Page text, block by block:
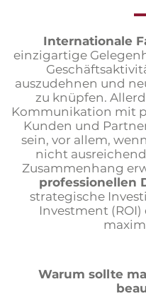
Internationale
einzigartige
auszudehnen und
zu knüpfen.
Kommunikation mit
Kunden und
sein, vor allem,
nicht
Zusammenhang
professionellen
strategische
Investment
Warum sollte